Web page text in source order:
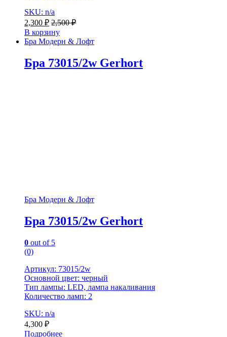
SKU: n/a
2,300 ₽ 2,500₽
В корзину
Бра Модерн & Лофт
Бра 73015/2w Gerhort
Бра Модерн & Лофт
Бра 73015/2w Gerhort
0 out of 5
(0)
Артикул: 73015/2w
Основной цвет: черный
Тип лампы: LED, лампа накаливания
Количество ламп: 2
SKU: n/a
4,300 ₽
Подробнее